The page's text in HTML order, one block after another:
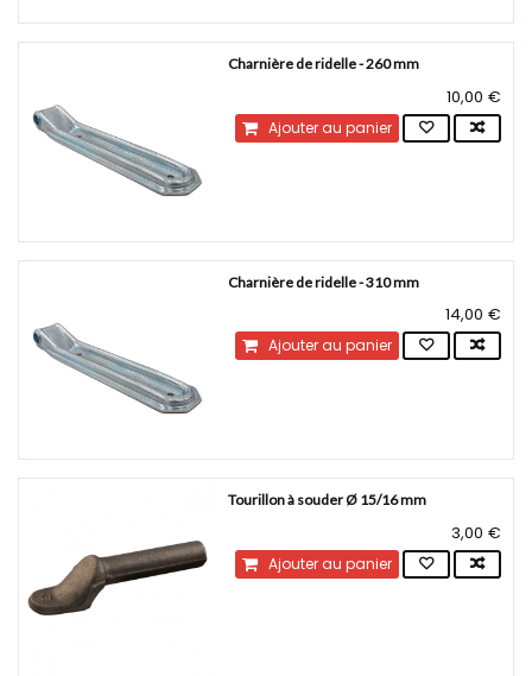
Charnière de ridelle - 260 mm
10,00 €
Ajouter au panier
Charnière de ridelle - 310 mm
14,00 €
Ajouter au panier
Tourillon à souder Ø 15/16 mm
3,00 €
Ajouter au panier